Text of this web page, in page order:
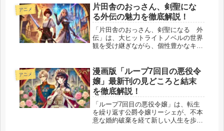
かによる新曲「ギフにテッド」、エン
ディングテーマは名誉伝説の「今晩
の...
アニメ
片田舎のおっさん、剣聖にな
る外伝の魅力を徹底解説！
「片田舎のおっさん、剣聖になる 外
伝」は、大ヒットライトノベルの世界
観を受け継ぎながら、個性豊かなキャ
作には、剣と魔法が交錯する壮大なフ
ァンタジー世界を舞台に、ベリル・ガ
ー...
アニメ
漫画版「ループ7回目の悪役令
嬢」最新刊の見どころと結末
を徹底解説！
「ループ7回目の悪役令嬢」は、転生
を繰り返す公爵令嬢リーシェが、不本
意な婚約破棄を経て新しい人生を歩む